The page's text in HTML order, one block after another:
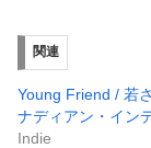
関連
Young Friend / 若
ナディアン・イン
Indie